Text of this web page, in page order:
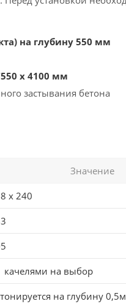
на глубину 550 мм
х 4100 мм
застывания бетона
Значение
х 240
качелями на выбор
на глубину 0,5м